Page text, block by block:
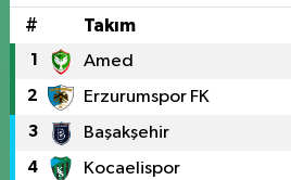
# Takım
1 Amed
2 Erzurumspor FK
3 Başakşehir
4 Kocaelispor